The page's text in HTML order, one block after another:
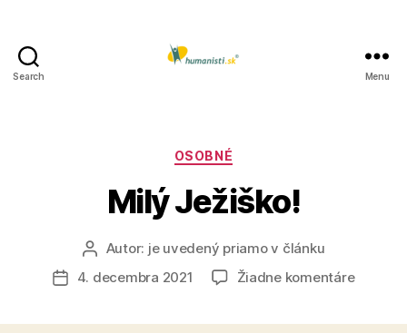
Search Menu
Kategórie
OSOBNÉ
Milý Ježiško!
Autor
článku
Autor: je uvedený priamo v článku
Dátum
4. decembra 2021 Žiadne komentárena